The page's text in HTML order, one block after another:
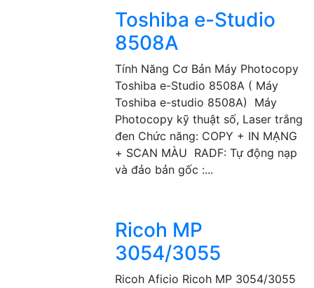
Toshiba e-Studio
8508A
Tính Năng Cơ Bản Máy Photocopy
Toshiba e-Studio 8508A ( Máy
Toshiba e-studio 8508A) Máy
Photocopy kỹ thuật số, Laser trắng
đen Chức năng: COPY + IN MẠNG
+ SCAN MÀU RADF: Tự động nạp
và đảo bản gốc :...
Ricoh MP
3054/3055
Ricoh Aficio Ricoh MP 3054/3055